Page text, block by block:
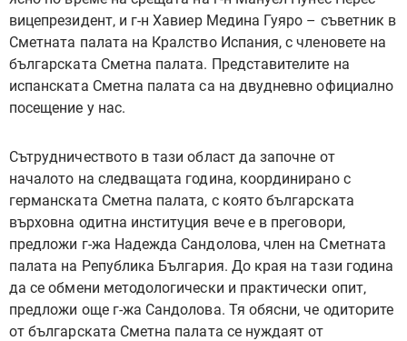
вицепрезидент‚ и г-н Хавиер Медина Гуяро – съветник в
Сметната палата на Кралство Испания, с членовете на
българската Сметна палата. Представителите на
испанската Сметна палата са на двудневно официално
посещение у нас.
Сътрудничеството в тази област да започне от
началото на следващата година‚ координирано с
германската Сметна палата‚ с която българската
върховна одитна институция вече е в преговори‚
предложи г-жа Надежда Сандолова‚ член на Сметната
палата на Република България. До края на тази година
да се обмени методологически и практически опит‚
предложи още г-жа Сандолова. Тя обясни‚ че одиторите
от българската Сметна палата се нуждаят от